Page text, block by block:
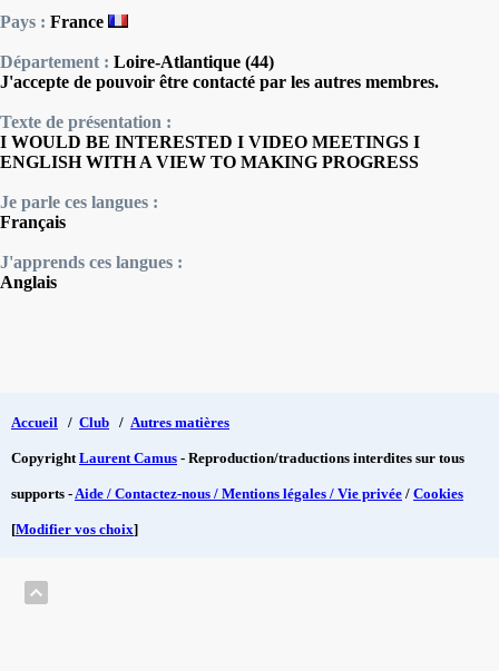
Pays : France
Département : Loire-Atlantique (44)
J'accepte de pouvoir être contacté par les autres membres.
Texte de présentation :
I WOULD BE INTERESTED I VIDEO MEETINGS I
ENGLISH WITH A VIEW TO MAKING PROGRESS
Je parle ces langues :
Français
J'apprends ces langues :
Anglais
Accueil / Club / Autres matières
CopyrightLaurent Camus - Reproduction/traductions interdites sur tous
supports -Aide / Contactez-nous / Mentions légales / Vie privée / Cookies
[Modifier vos choix]